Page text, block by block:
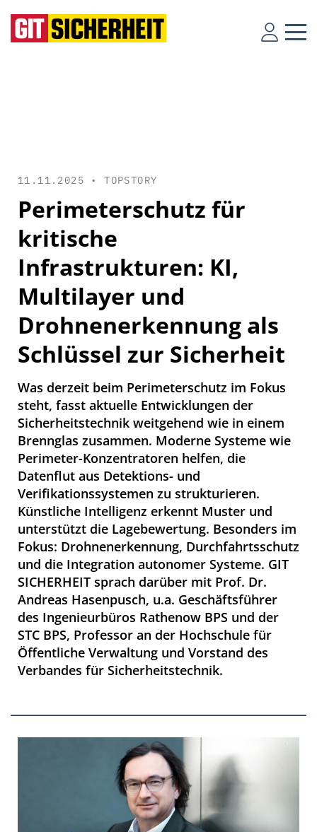
11.11.2025 •TOPSTORY
Perimeterschutz für
kritische
Infrastrukturen: KI,
Multilayer und
Drohnenerkennung als
Schlüssel zur Sicherheit
Was derzeit beim Perimeterschutz im Fokus
steht, fasst aktuelle Entwicklungen der
Sicherheitstechnik weitgehend wie in einem
Brennglas zusammen. Moderne Systeme wie
Perimeter-Konzentratoren helfen, die
Datenflut aus Detektions- und
Verifikationssystemen zu strukturieren.
Künstliche Intelligenz erkennt Muster und
unterstützt die Lagebewertung. Besonders im
Fokus: Drohnenerkennung, Durchfahrtsschutz
und die Integration autonomer Systeme. GIT
SICHERHEIT sprach darüber mit Prof. Dr.
Andreas Hasenpusch, u.a. Geschäftsführer
des Ingenieurbüros Rathenow BPS und der
STC BPS, Professor an der Hochschule für
Öffentliche Verwaltung und Vorstand des
Verbandes für Sicherheitstechnik.